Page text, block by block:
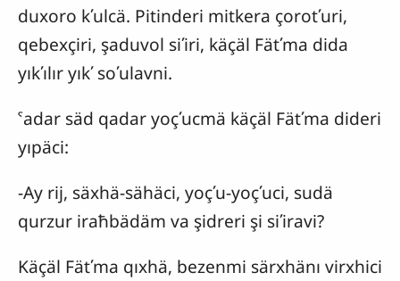
duxoro kʹulcä. Pitinderi mitkera çorotʹuri,
qebexçiri, şaduvol siʹiri, käçäl Fätʹma dida
yıkʹılır yıkʹ soʹulavni.
ˁadar säd qadar yoçʹucmä käçäl Fätʹma dideri
yıpäci:
-Ay rij, säxhä-sähäci, yoçʹu-yoçʹuci, sudä
qurzur iraħbädäm va şidreri şi siʹiravi?
Käçäl Fätʹma qıxhä, bezenmi särxhänı virxhici